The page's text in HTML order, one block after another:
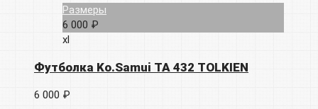
Размеры
6 000 ₽
xl
Футболка Ko.Samui TA 432 TOLKIEN
6 000 ₽